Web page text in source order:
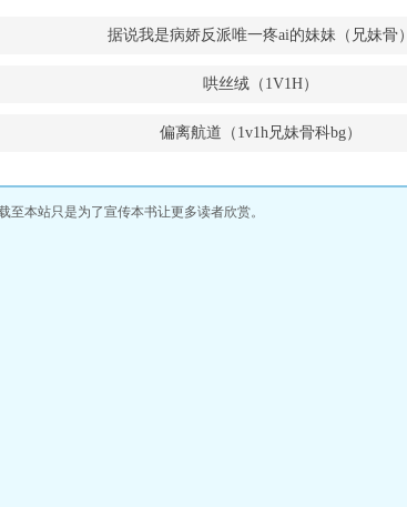
据说我是病娇反派唯一疼ai的妹妹（兄妹骨）
哄丝绒（1V1H）
偏离航道（1v1h兄妹骨科bg）
本站只是为了宣传本书让更多读者欣赏。